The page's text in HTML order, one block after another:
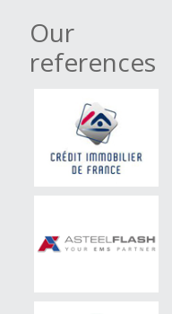
Our
references